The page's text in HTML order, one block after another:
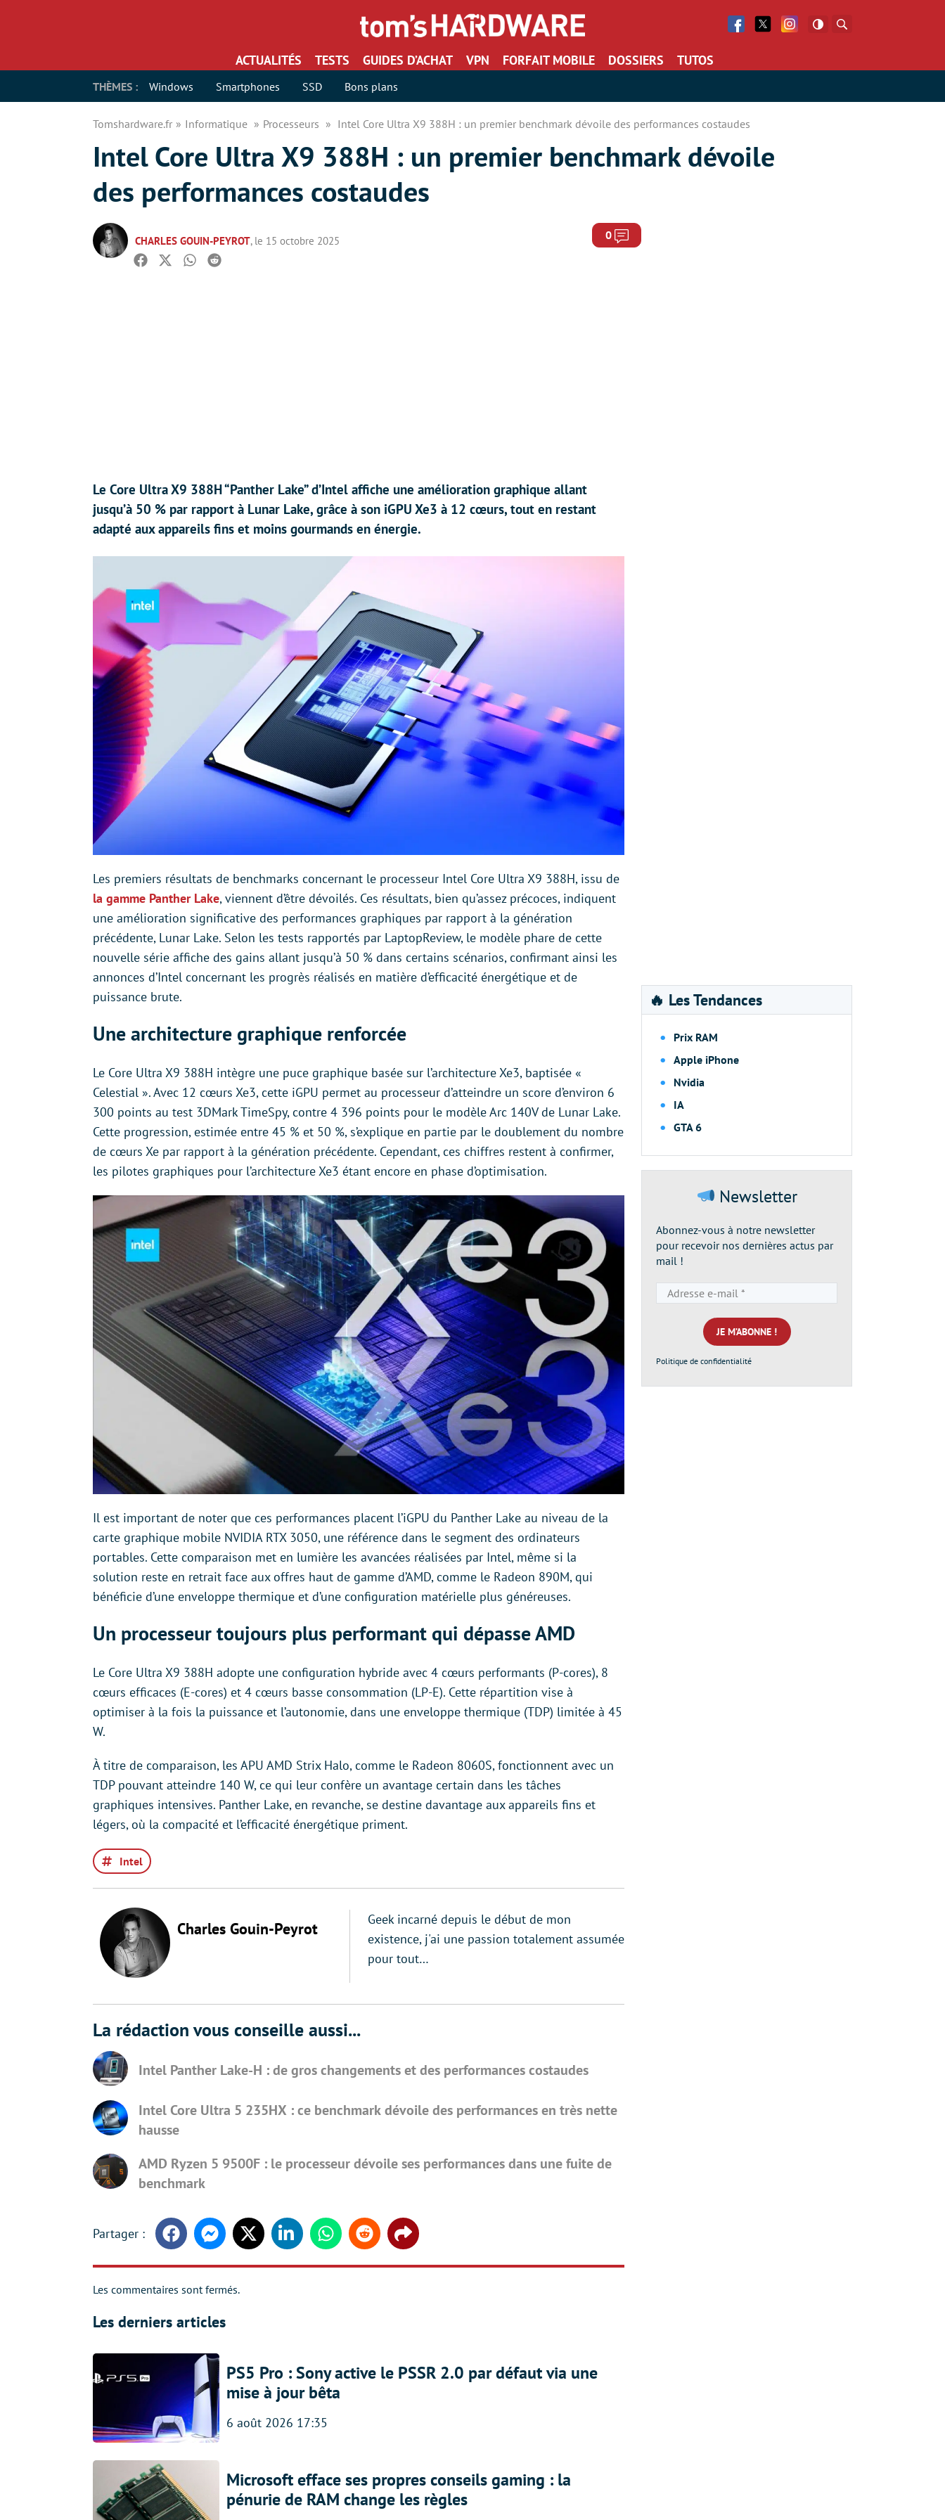
Facebook
Twitter Facebook
ACTUALITÉS TESTS GUIDES D’ACHAT VPN FORFAIT MOBILE DOSSIERS TUTOS
THÈMES : Windows Smartphones SSD Bons plans
Tomshardware.fr Informatique Processeurs Intel Core Ultra X9 388H : un premier benchmark dévoile des performances costaudes
Intel Core Ultra X9 388H : un premier benchmark dévoile
des performances costaudes
CHARLES GOUIN-PEYROT, le 15 octobre 2025 0 Commentaires
Facebook
TwitterWhatsapp
Reddit
Le Core Ultra X9 388H “Panther Lake” d’Intel affiche une amélioration graphique allant
jusqu’à 50 % par rapport à Lunar Lake, grâce à son iGPU Xe3 à 12 cœurs, tout en restant
adapté aux appareils fins et moins gourmands en énergie.
Les premiers résultats de benchmarks concernant le processeur Intel Core Ultra X9 388H, issu de
la gamme Panther Lake, viennent d’être dévoilés. Ces résultats, bien qu’assez précoces, indiquent
une amélioration significative des performances graphiques par rapport à la génération
précédente, Lunar Lake. Selon les tests rapportés par LaptopReview, le modèle phare de cette
nouvelle série affiche des gains allant jusqu’à 50 % dans certains scénarios, confirmant ainsi les
annonces d’Intel concernant les progrès réalisés en matière d’efficacité énergétique et de
puissance brute.
Une architecture graphique renforcée
Le Core Ultra X9 388H intègre une puce graphique basée sur l’architecture Xe3, baptisée «
Celestial ». Avec 12 cœurs Xe3, cette iGPU permet au processeur d’atteindre un score d’environ 6
300 points au test 3DMark TimeSpy, contre 4 396 points pour le modèle Arc 140V de Lunar Lake.
Cette progression, estimée entre 45 % et 50 %, s’explique en partie par le doublement du nombre
de cœurs Xe par rapport à la génération précédente. Cependant, ces chiffres restent à confirmer,
les pilotes graphiques pour l’architecture Xe3 étant encore en phase d’optimisation.
Il est important de noter que ces performances placent l’iGPU du Panther Lake au niveau de la
carte graphique mobile NVIDIA RTX 3050, une référence dans le segment des ordinateurs
portables. Cette comparaison met en lumière les avancées réalisées par Intel, même si la
solution reste en retrait face aux offres haut de gamme d’AMD, comme le Radeon 890M, qui
bénéficie d’une enveloppe thermique et d’une configuration matérielle plus généreuses.
Un processeur toujours plus performant qui dépasse AMD
Le Core Ultra X9 388H adopte une configuration hybride avec 4 cœurs performants (P-cores), 8
cœurs efficaces (E-cores) et 4 cœurs basse consommation (LP-E). Cette répartition vise à
optimiser à la fois la puissance et l’autonomie, dans une enveloppe thermique (TDP) limitée à 45
W.
À titre de comparaison, les APU AMD Strix Halo, comme le Radeon 8060S, fonctionnent avec un
TDP pouvant atteindre 140 W, ce qui leur confère un avantage certain dans les tâches
graphiques intensives. Panther Lake, en revanche, se destine davantage aux appareils fins et
légers, où la compacité et l’efficacité énergétique priment.
Intel
Charles Gouin-Peyrot
Geek incarné depuis le début de mon
existence, j'ai une passion totalement assumée
pour tout…
La rédaction vous conseille aussi...
Intel Panther Lake-H : de gros changements et des performances costaudes
Intel Core Ultra 5 235HX : ce benchmark dévoile des performances en très nette
hausse
AMD Ryzen 5 9500F : le processeur dévoile ses performances dans une fuite de
benchmark
FacebookMessengerTwitter LinkedinWhatsappReddit Share
Les commentaires sont fermés.
Les derniers articles
PS5 Pro : Sony active le PSSR 2.0 par défaut via une
mise à jour bêta
6 août 2026 17:35
Microsoft efface ses propres conseils gaming : la
pénurie de RAM change les règles
🔥 Les Tendances
Prix RAM
Apple iPhone
Nvidia
IA
GTA 6
Newsletter
Abonnez-vous à notre newsletter
pour recevoir nos dernières actus par
mail !
e-
mail
*
Politique de confidentialité